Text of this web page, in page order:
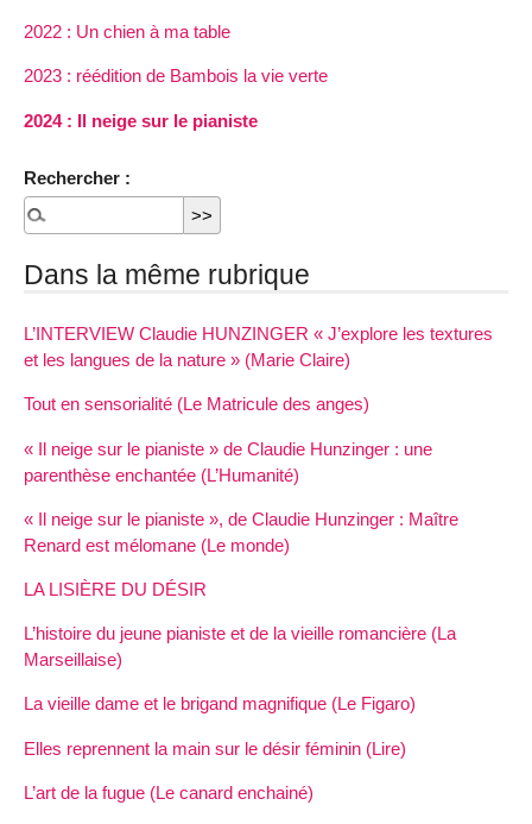
2022 : Un chien à ma table
2023 : réédition de Bambois la vie verte
2024 : Il neige sur le pianiste
Rechercher :
Dans la même rubrique
L’INTERVIEW Claudie HUNZINGER « J’explore les textures
et les langues de la nature » (Marie Claire)
Tout en sensorialité (Le Matricule des anges)
« Il neige sur le pianiste » de Claudie Hunzinger : une
parenthèse enchantée (L’Humanité)
« Il neige sur le pianiste », de Claudie Hunzinger : Maître
Renard est mélomane (Le monde)
LA LISIÈRE DU DÉSIR
L’histoire du jeune pianiste et de la vieille romancière (La
Marseillaise)
La vieille dame et le brigand magnifique (Le Figaro)
Elles reprennent la main sur le désir féminin (Lire)
L’art de la fugue (Le canard enchainé)